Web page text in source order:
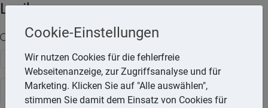
Lexika
Volltext-Suche in den Lexika
Suchen
Steuerlexikon
Cookie-Einstellungen
Wir nutzen Cookies für die fehlerfreie
Webseitenanzeige, zur Zugriffsanalyse und für
Marketing. Klicken Sie auf "Alle auswählen",
stimmen Sie damit dem Einsatz von Cookies für